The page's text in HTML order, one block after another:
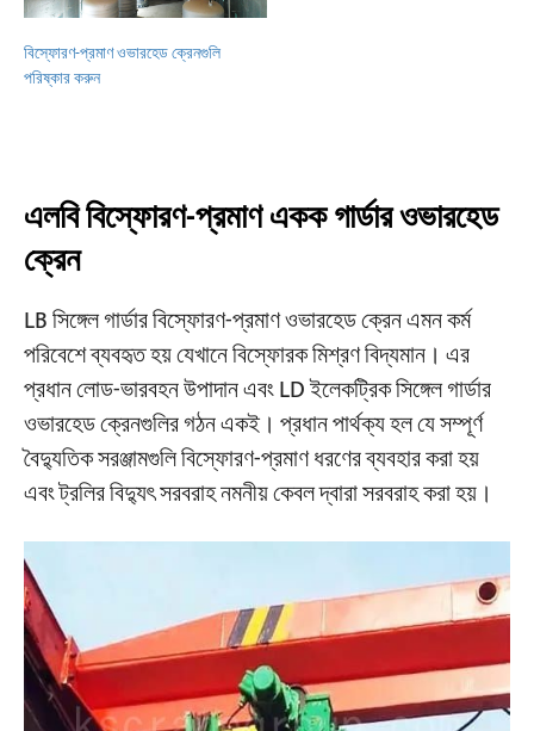
বিস্ফোরণ-প্রমাণ ওভারহেড ক্রেনগুলি
পরিষ্কার করুন
এলবি বিস্ফোরণ-প্রমাণ একক গার্ডার ওভারহেড
ক্রেন
LB সিঙ্গেল গার্ডার বিস্ফোরণ-প্রমাণ ওভারহেড ক্রেন এমন কর্ম
পরিবেশে ব্যবহৃত হয় যেখানে বিস্ফোরক মিশ্রণ বিদ্যমান। এর
প্রধান লোড-ভারবহন উপাদান এবং LD ইলেকট্রিক সিঙ্গেল গার্ডার
ওভারহেড ক্রেনগুলির গঠন একই। প্রধান পার্থক্য হল যে সম্পূর্ণ
বৈদ্যুতিক সরঞ্জামগুলি বিস্ফোরণ-প্রমাণ ধরণের ব্যবহার করা হয়
এবং ট্রলির বিদ্যুৎ সরবরাহ নমনীয় কেবল দ্বারা সরবরাহ করা হয়।